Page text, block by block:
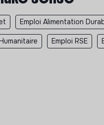
Emploi Alimentation
Emploi RSE